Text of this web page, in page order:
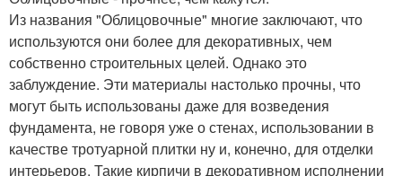
Из названия "Облицовочные" многие заключают, что
используются они более для декоративных, чем
собственно строительных целей. Однако это
заблуждение. Эти материалы настолько прочны, что
могут быть использованы даже для возведения
фундамента, не говоря уже о стенах, использовании в
качестве тротуарной плитки ну и, конечно, для отделки
интерьеров. Такие кирпичи в декоративном исполнении